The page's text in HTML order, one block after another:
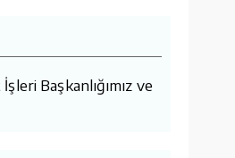
Başkanlığımız ve